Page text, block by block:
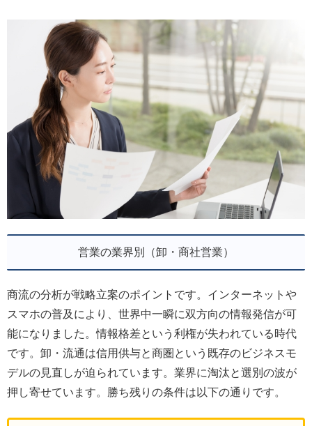
営業の業界別（卸・商社営業）
商流の分析が戦略立案のポイントです。インターネットや
スマホの普及により、世界中一瞬に双方向の情報発信が可
能になりました。情報格差という利権が失われている時代
です。卸・流通は信用供与と商圏という既存のビジネスモ
デルの見直しが迫られています。業界に淘汰と選別の波が
押し寄せています。勝ち残りの条件は以下の通りです。